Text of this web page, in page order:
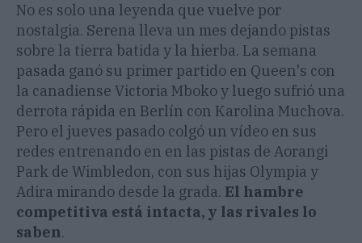
No es solo una leyenda que vuelve por
nostalgia. Serena lleva un mes dejando pistas
sobre la tierra batida y la hierba. La semana
pasada ganó su primer partido en Queen's con
la canadiense Victoria Mboko y luego sufrió una
derrota rápida en Berlín con Karolina Muchova.
Pero el jueves pasado colgó un vídeo en sus
redes entrenando en en las pistas de Aorangi
Park de Wimbledon, con sus hijas Olympia y
Adira mirando desde la grada. El hambre
competitiva está intacta, y las rivales lo
saben.